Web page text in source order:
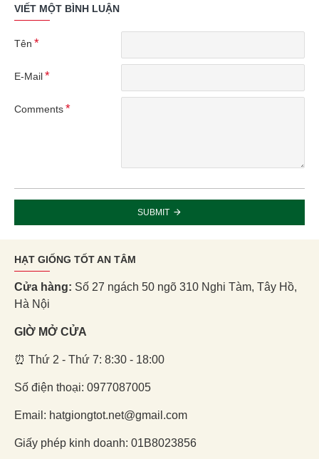
VIẾT MỘT BÌNH LUẬN
Tên
E-Mail
Comments
SUBMIT
HẠT GIỐNG TỐT AN TÂM
Cửa hàng: Số 27 ngách 50 ngõ 310 Nghi Tàm, Tây Hồ,
Hà Nội
GIỜ MỞ CỬA
⏰ Thứ 2 - Thứ 7: 8:30 - 18:00
Số điện thoại: 0977087005
Email: hatgiongtot.net@gmail.com
Giấy phép kinh doanh: 01B8023856